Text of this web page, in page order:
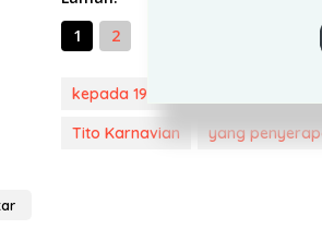
1
2
kepada 19 kepala daerah
Tito Karnavian
yang